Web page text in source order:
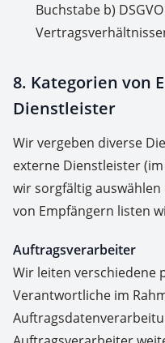
Buchstabe b)
8. Kategorien von
Dienstleister
Wir vergeben diverse
externe Dienstleister
wir sorgfältig
von Empfängern listen
Auftragsverarbeiter
Wir leiten verschiedene
Verantwortliche im